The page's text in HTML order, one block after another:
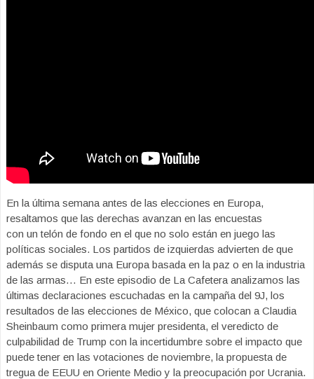
En la última semana antes de las elecciones en Europa,
resaltamos que las derechas avanzan en las encuestas
con un telón de fondo en el que no solo están en juego las
políticas sociales. Los partidos de izquierdas advierten de que
además se disputa una Europa basada en la paz o en la industria
de las armas… En este episodio de La Cafetera analizamos las
últimas declaraciones escuchadas en la campaña del 9J, los
resultados de las elecciones de México, que colocan a Claudia
Sheinbaum como primera mujer presidenta, el veredicto de
culpabilidad de Trump con la incertidumbre sobre el impacto que
puede tener en las votaciones de noviembre, la propuesta de
tregua de EEUU en Oriente Medio y la preocupación por Ucrania.